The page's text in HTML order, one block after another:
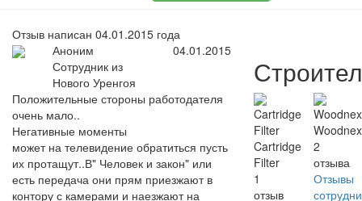
Отзыв написан 04.01.2015 года
Аноним
Сотрудник из
Нового Уренгоя
04.01.2015
Положительные стороны работодателя
очень мало..
Негативные моменты
может на телевидение обратиться пусть
их протащут..В" Человек и закон" или
есть передача они прям приезжают в
контору с камерами и наезжают на
Cartridge
Filter
1
отзыв
2
отзыва
Отзывы